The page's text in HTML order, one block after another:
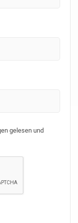
gelesen und